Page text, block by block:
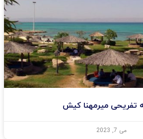
تفریحی میرمهنا کیش
می 7, 2023